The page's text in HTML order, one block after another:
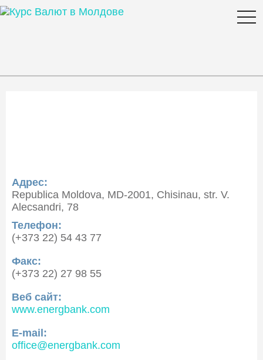
Адрес:
Republica Moldova, MD-2001, Chisinau, str. V.
Alecsandri, 78
Телефон:
(+373 22) 54 43 77
Факс:
(+373 22) 27 98 55
Веб сайт:
www.energbank.com
E-mail:
office@energbank.com